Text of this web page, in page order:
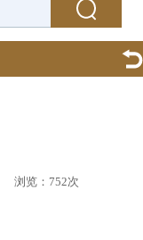
浏览： 752次